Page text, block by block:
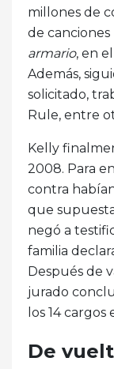
millones de
de canciones
armario, en
Además,
solicitado,
Rule, entre
Kelly
2008. Para
contra
que
negó a
familia
Después de
jurado
los 14 cargos
De